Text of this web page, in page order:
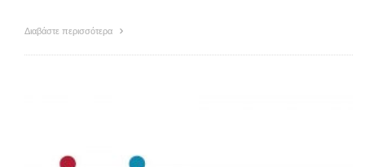
Διαβάστε περισσότερα